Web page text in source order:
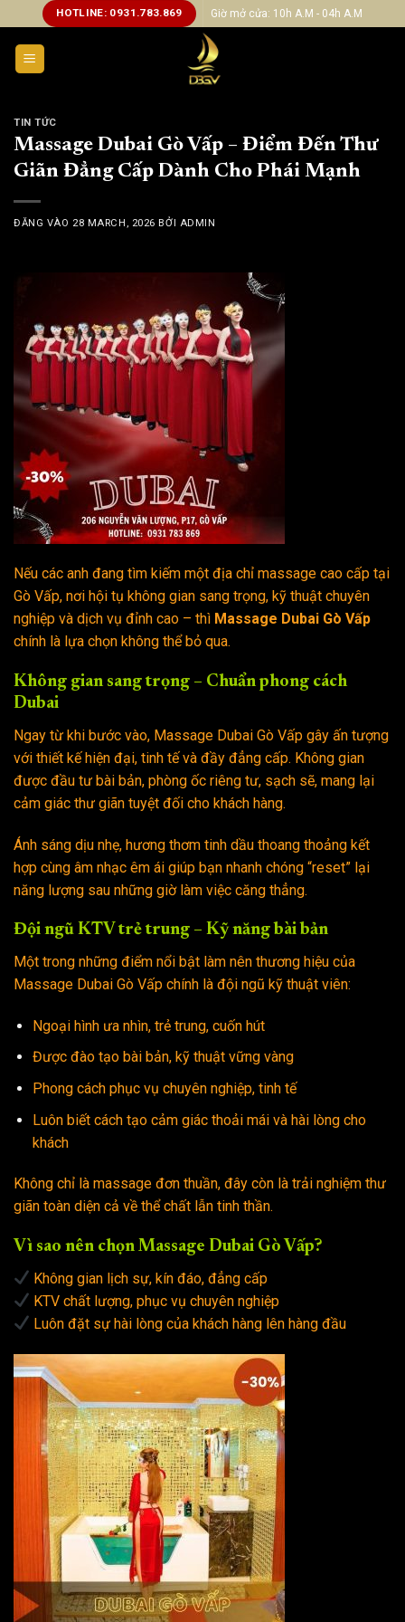
qua
dung
HOTLINE: 0931.783.869 Giờ mở cửa: 10h A.M - 04h A.M
TIN TỨC
Massage Dubai Gò Vấp – Điểm Đến Thư
Giãn Đẳng Cấp Dành Cho Phái Mạnh
ĐĂNG VÀO 28 MARCH, 2026 BỞI ADMIN
Nếu các anh đang tìm kiếm một địa chỉ massage cao cấp tại
Gò Vấp, nơi hội tụ không gian sang trọng, kỹ thuật chuyên
nghiệp và dịch vụ đỉnh cao – thì Massage Dubai Gò Vấp
chính là lựa chọn không thể bỏ qua.
Không gian sang trọng – Chuẩn phong cách
Dubai
Ngay từ khi bước vào, Massage Dubai Gò Vấp gây ấn tượng
với thiết kế hiện đại, tinh tế và đầy đẳng cấp. Không gian
được đầu tư bài bản, phòng ốc riêng tư, sạch sẽ, mang lại
cảm giác thư giãn tuyệt đối cho khách hàng.
Ánh sáng dịu nhẹ, hương thơm tinh dầu thoang thoảng kết
hợp cùng âm nhạc êm ái giúp bạn nhanh chóng “reset” lại
năng lượng sau những giờ làm việc căng thẳng.
Đội ngũ KTV trẻ trung – Kỹ năng bài bản
Một trong những điểm nổi bật làm nên thương hiệu của
Massage Dubai Gò Vấp chính là đội ngũ kỹ thuật viên:
Ngoại hình ưa nhìn, trẻ trung, cuốn hút
Được đào tạo bài bản, kỹ thuật vững vàng
Phong cách phục vụ chuyên nghiệp, tinh tế
Luôn biết cách tạo cảm giác thoải mái và hài lòng cho
khách
Không chỉ là massage đơn thuần, đây còn là trải nghiệm thư
giãn toàn diện cả về thể chất lẫn tinh thần.
Vì sao nên chọn Massage Dubai Gò Vấp?
Không gian lịch sự, kín đáo, đẳng cấp
KTV chất lượng, phục vụ chuyên nghiệp
Luôn đặt sự hài lòng của khách hàng lên hàng đầu